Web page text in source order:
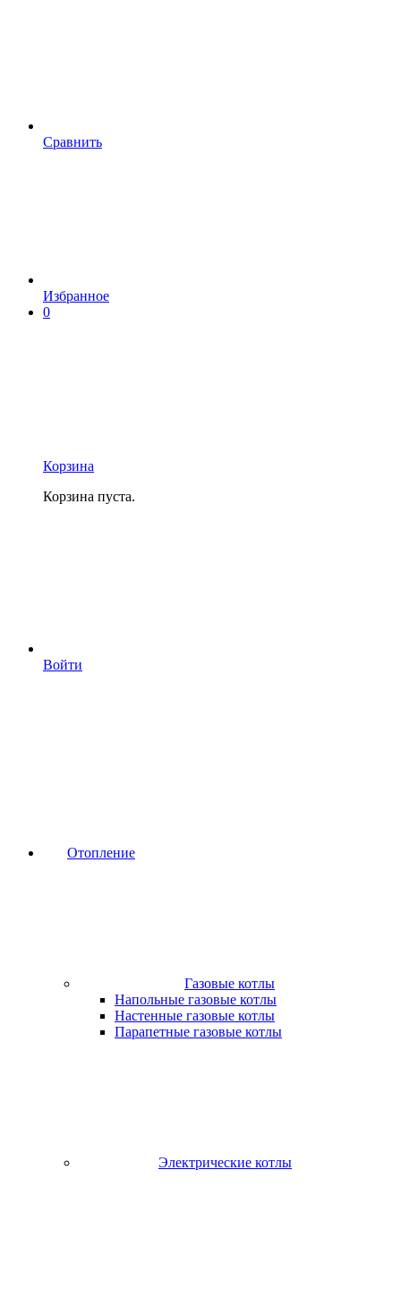
Сравнить
Избранное
0
Корзина
Корзина пуста.
Войти
Отопление
Газовые котлы
Напольные газовые котлы
Настенные газовые котлы
Парапетные газовые котлы
Электрические котлы